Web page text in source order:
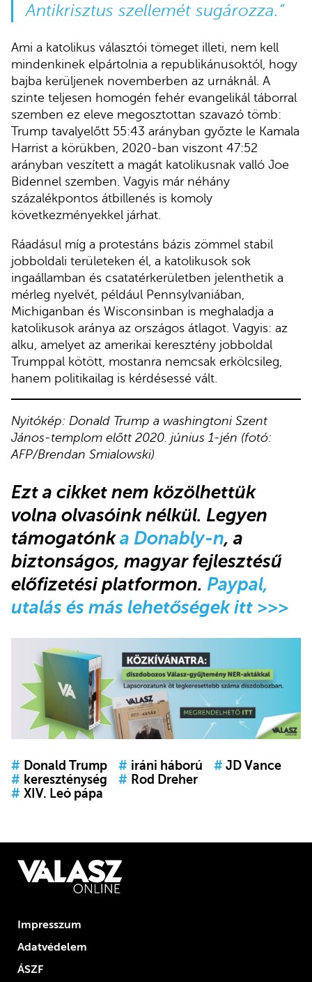
Antikrisztus szellemét sugározza.”
Ami a katolikus választói tömeget illeti, nem kell
mindenkinek elpártolnia a republikánusoktól, hogy
bajba kerüljenek novemberben az urnáknál. A
szinte teljesen homogén fehér evangelikál táborral
szemben ez eleve megosztottan szavazó tömb:
Trump tavalyelőtt 55:43 arányban győzte le Kamala
Harrist a körükben, 2020-ban viszont 47:52
arányban veszített a magát katolikusnak valló Joe
Bidennel szemben. Vagyis már néhány
százalékpontos átbillenés is komoly
következményekkel járhat.
Ráadásul míg a protestáns bázis zömmel stabil
jobboldali területeken él, a katolikusok sok
ingaállamban és csatatérkerületben jelenthetik a
mérleg nyelvét, például Pennsylvaniában,
Michiganban és Wisconsinban is meghaladja a
katolikusok aránya az országos átlagot. Vagyis: az
alku, amelyet az amerikai keresztény jobboldal
Trumppal kötött, mostanra nemcsak erkölcsileg,
hanem politikailag is kérdésessé vált.
Nyitókép: Donald Trump a washingtoni Szent
János-templom előtt 2020. június 1-jén (fotó:
AFP/Brendan Smialowski)
Ezt a cikket nem közölhettük
volna olvasóink nélkül. Legyen
támogatónka Donably-n, a
biztonságos, magyar fejlesztésű
előfizetési platformon. Paypal,
utalás és más lehetőségek itt >>>
# Donald Trump # iráni háború # JD Vance
# kereszténység # Rod Dreher
# XIV. Leó pápa
Impresszum
Adatvédelem
ÁSZF